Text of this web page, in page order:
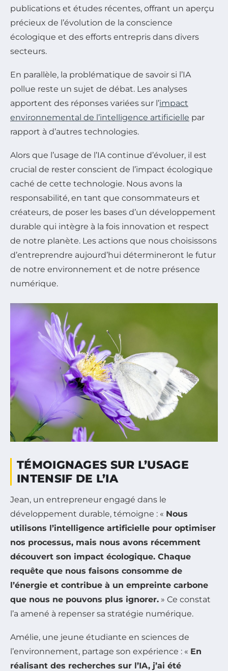
publications et études récentes, offrant un aperçu
précieux de l’évolution de la conscience
écologique et des efforts entrepris dans divers
secteurs.
En parallèle, la problématique de savoir si l’IA
pollue reste un sujet de débat. Les analyses
apportent des réponses variées sur l’impact
environnemental de l’intelligence artificielle par
rapport à d’autres technologies.
Alors que l’usage de l’IA continue d’évoluer, il est
crucial de rester conscient de l’impact écologique
caché de cette technologie. Nous avons la
responsabilité, en tant que consommateurs et
créateurs, de poser les bases d’un développement
durable qui intègre à la fois innovation et respect
de notre planète. Les actions que nous choisissons
d’entreprendre aujourd’hui détermineront le futur
de notre environnement et de notre présence
numérique.
TÉMOIGNAGES SUR L’USAGE
INTENSIF DE L’IA
Jean, un entrepreneur engagé dans le
développement durable, témoigne : « Nous
utilisons l’intelligence artificielle pour optimiser
nos processus, mais nous avons récemment
découvert son impact écologique. Chaque
requête que nous faisons consomme de
l’énergie et contribue à un empreinte carbone
que nous ne pouvons plus ignorer. » Ce constat
l’a amené à repenser sa stratégie numérique.
Amélie, une jeune étudiante en sciences de
l’environnement, partage son expérience : « En
réalisant des recherches sur l’IA, j’ai été